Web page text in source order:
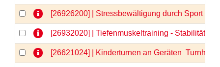
[26926200] | Stressbewältigung durch Sport -
[26932020] | Tiefenmuskeltraining - Stabilität
[26621024] | Kinderturnen an Geräten 